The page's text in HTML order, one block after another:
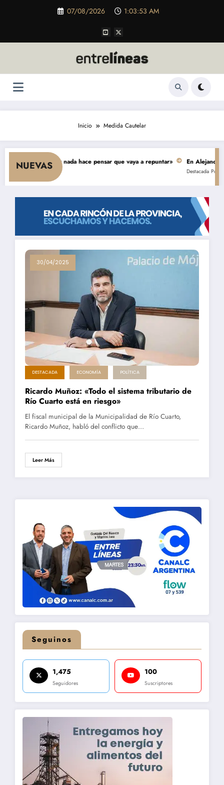
07/08/2026 1:03:53 AM
Inicio Medida Cautelar
NUEVAS
el consumo y nada hace pensar que vaya a repuntar» En Alejandro,
Destacada Política
30/04/2025
DESTACADA ECONOMÍA POLÍTICA
Ricardo Muñoz: «Todo el sistema tributario de
Río Cuarto está en riesgo»
El fiscal municipal de la Municipalidad de Río Cuarto,
Ricardo Muñoz, habló del conflicto que…
Leer Más
Seguinos
1,475
Seguidores
100
Suscriptores